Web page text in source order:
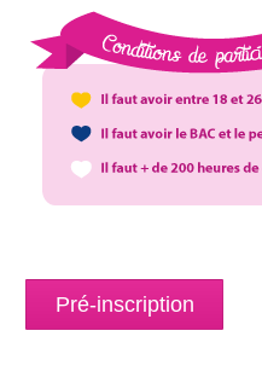
Pré-inscription